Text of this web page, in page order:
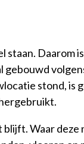
staan. Daarom
gebouwd
stond, is
blijft. Waar deze